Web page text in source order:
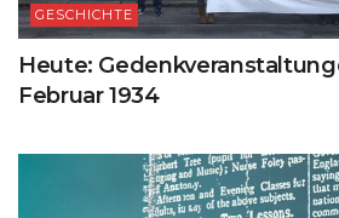
GESCHICHTE
Heute:
Februar 1934